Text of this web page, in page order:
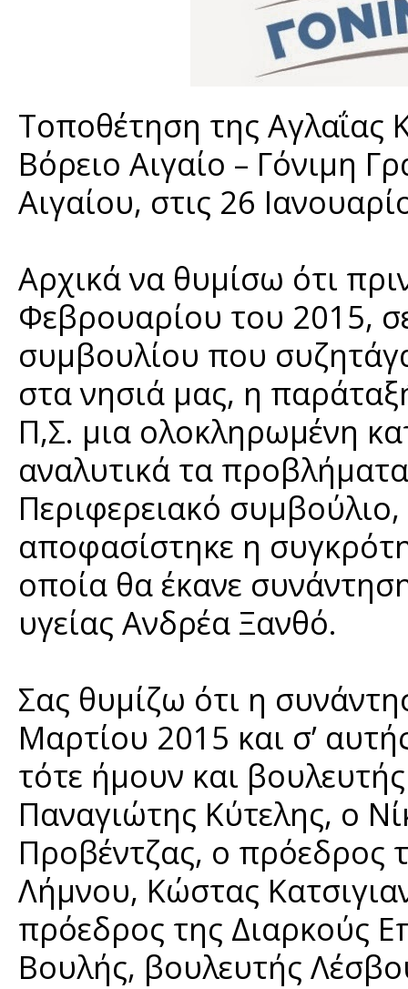
Τοποθέτηση της Αγλαΐας
Βόρειο Αιγαίο – Γόνιμη
Αιγαίου, στις 26
Αρχικά να θυμίσω ότι
Φεβρουαρίου του 2015,
συμβουλίου που
στα νησιά μας, η
Π,Σ. μια ολοκληρωμένη
αναλυτικά τα
Περιφερειακό
αποφασίστηκε η
οποία θα έκανε
υγείας Ανδρέα Ξανθό.
Σας θυμίζω ότι η
Μαρτίου 2015 και σ’
τότε ήμουν και
Παναγιώτης Κύτελης, ο
Προβέντζας, ο πρόεδρος
Λήμνου, Κώστας
πρόεδρος της Διαρκούς
Βουλής, βουλευτής